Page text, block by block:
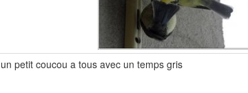
un petit coucou a tous avec un temps gris